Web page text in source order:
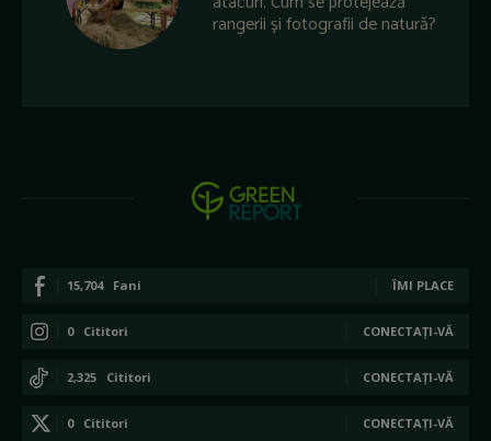
rangerii și fotografii de natură?
15,704 Fani ÎMI PLACE
0 Cititori CONECTAȚI-VĂ
2,325 Cititori CONECTAȚI-VĂ
0 Cititori CONECTAȚI-VĂ